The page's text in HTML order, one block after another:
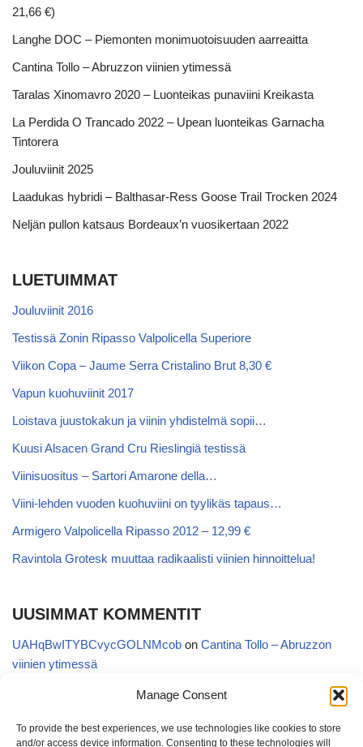
Manage Consent
To provide the best experiences, we use technologies like cookies to store
and/or access device information. Consenting to these technologies will
21,66 €)
Langhe DOC – Piemonten monimuotoisuuden aarreaitta
Cantina Tollo – Abruzzon viinien ytimessä
Taralas Xinomavro 2020 – Luonteikas punaviini Kreikasta
La Perdida O Trancado 2022 – Upean luonteikas Garnacha
Tintorera
Jouluviinit 2025
Laadukas hybridi – Balthasar-Ress Goose Trail Trocken 2024
Neljän pullon katsaus Bordeaux’n vuosikertaan 2022
LUETUIMMAT
Jouluviinit 2016
Testissä Zonin Ripasso Valpolicella Superiore
Viikon Copa – Jaume Serra Cristalino Brut 8,30 €
Vapun kuohuviinit 2017
Loistava juustokakun ja viinin yhdistelmä sopii…
Kuusi Alsacen Grand Cru Rieslingiä testissä
Viinisuositus – Sartori Amarone della…
Viini-lehden vuoden kuohuviini on tyylikäs tapaus…
Armigero Valpolicella Ripasso 2012 – 12,99 €
Ravintola Grotesk muuttaa radikaalisti viinien hinnoittelua!
UUSIMMAT KOMMENTIT
UAHqBwITYBCvycGOLNMcob on Cantina Tollo – Abruzzon
viinien ytimessä
EgVGGttRTxKfbqUaWNglbonCantina Tollo – Abruzzon viinien
AnonymousonKyläviini Riojasta – Ortega Ezquerro Vino de